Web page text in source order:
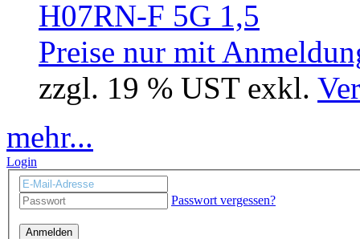
Preise nur mit
zzgl. 19 % UST exkl.
mehr...
Login
Passwort vergessen?
Anmelden